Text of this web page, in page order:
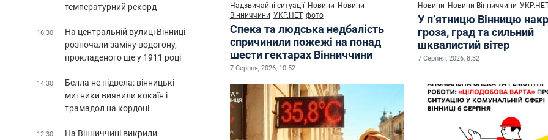
Надзвичайні ситуації Новини Новини
Вінниччини УКР.НЕТ фото
Спека та людська недбалість
спричинили пожежі на понад
шести гектарах Вінниччини
7 Серпня, 2026, 10:52
Новини Новини Вінниччини
У п’ятницю Вінницю
гроза, град та сильний
шквалистий вітер
7 Серпня, 2026, 8:32
температурний рекорд
16:30
На центральній вулиці Вінниці
розпочали заміну водогону,
прокладеного ще у 1911 році
14:30
Белла не підвела: вінницькі
митники виявили кокаїн і
трамадол на кордоні
12:30
На Вінниччині викрили